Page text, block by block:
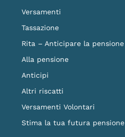
Versamenti
Tassazione
Rita – Anticipare la pensione
Alla pensione
Anticipi
Altri riscatti
Versamenti Volontari
Stima la tua futura pensione